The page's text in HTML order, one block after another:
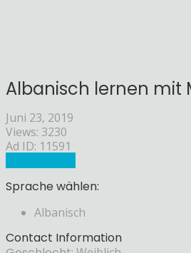
Albanisch lernen mit
Juni 23, 2019
Views: 3230
Ad ID: 11591
Sprache wählen:
Albanisch
Contact Information